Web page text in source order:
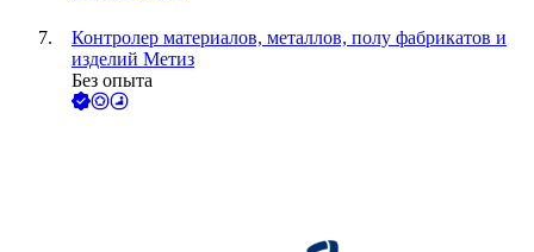
Контролер материалов, металлов, полу фабрикатов и
изделий Метиз
Без опыта